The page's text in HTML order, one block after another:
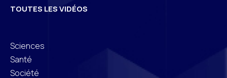
TOUTES LES VIDÉOS
Sciences
Santé
Société